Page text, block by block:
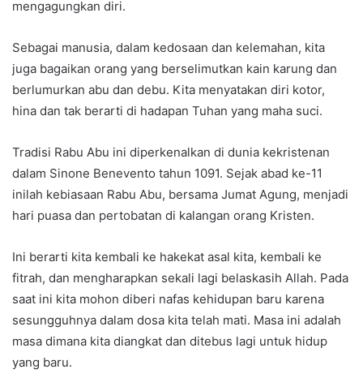
mengagungkan diri.
Sebagai manusia, dalam kedosaan dan kelemahan, kita
juga bagaikan orang yang berselimutkan kain karung dan
berlumurkan abu dan debu. Kita menyatakan diri kotor,
hina dan tak berarti di hadapan Tuhan yang maha suci.
Tradisi Rabu Abu ini diperkenalkan di dunia kekristenan
dalam Sinone Benevento tahun 1091. Sejak abad ke-11
inilah kebiasaan Rabu Abu, bersama Jumat Agung, menjadi
hari puasa dan pertobatan di kalangan orang Kristen.
Ini berarti kita kembali ke hakekat asal kita, kembali ke
fitrah, dan mengharapkan sekali lagi belaskasih Allah. Pada
saat ini kita mohon diberi nafas kehidupan baru karena
sesungguhnya dalam dosa kita telah mati. Masa ini adalah
masa dimana kita diangkat dan ditebus lagi untuk hidup
yang baru.